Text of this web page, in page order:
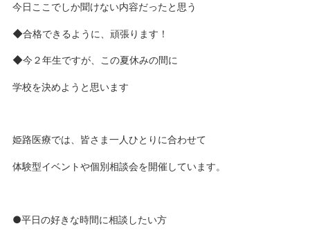
今日ここでしか聞けない内容だったと思う
◆合格できるように、頑張ります！
◆今２年生ですが、この夏休みの間に
学校を決めようと思います
姫路医療では、皆さま一人ひとりに合わせて
体験型イベントや個別相談会を開催しています。
●平日の好きな時間に相談したい方